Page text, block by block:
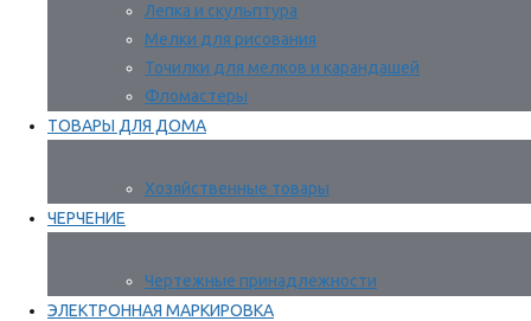
Лепка и скульптура
Мелки для рисования
Точилки для мелков и карандашей
Фломастеры
ТОВАРЫ ДЛЯ ДОМА
Хозяйственные товары
ЧЕРЧЕНИЕ
Чертежные принадлежности
ЭЛЕКТРОННАЯ МАРКИРОВКА